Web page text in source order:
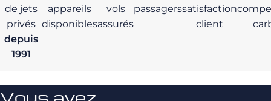
de jets
privés
depuis
1991
appareils
disponibles
vols
assurés
passagerssatisfaction
client
Vous avez